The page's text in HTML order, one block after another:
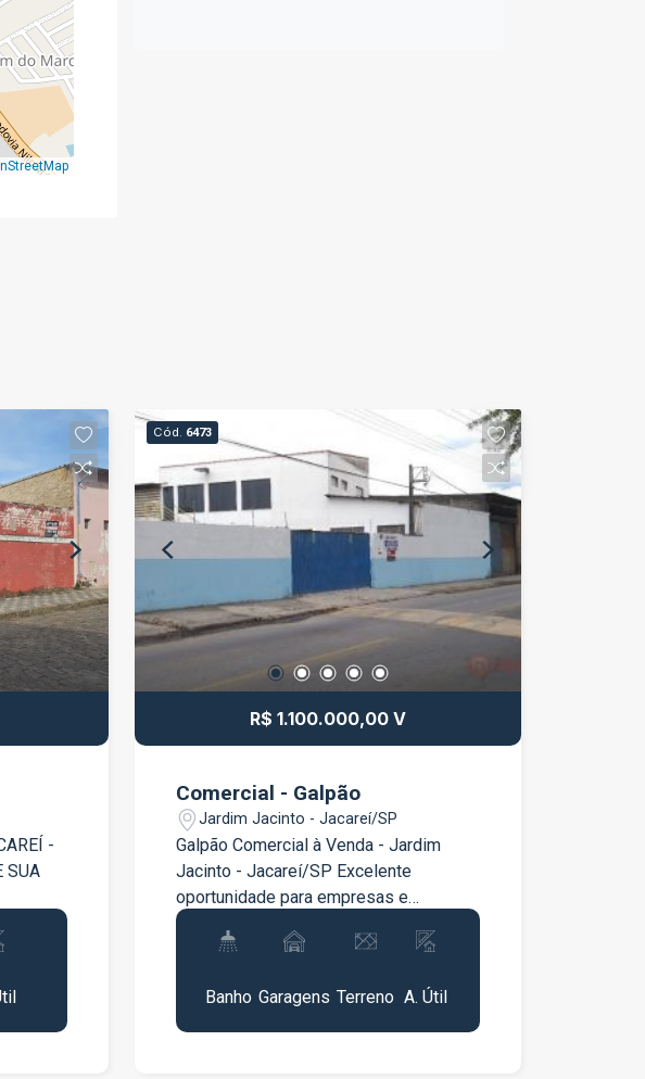
-
Cód. 6473
R$ 1.100.000,00 V
Comercial - Galpão
Jardim Jacinto - Jacareí/SP
Galpão Comercial à Venda - Jardim
Jacinto - Jacareí/SP Excelente
oportunidade para empresas e
investidores que buscam um imóvel
comercial amplo, funcional e bem
oferece uma estrutura completa para
diversas atividades comerciais, com
Banho Garagens Terreno A. Útil